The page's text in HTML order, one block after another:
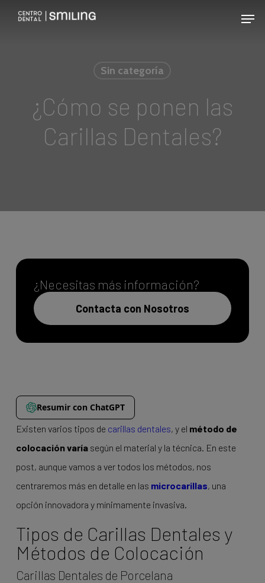
Skip
Menu
Sin categoría
¿Cómo se ponen las
Carillas Dentales?
¿Necesitas más información?
Contacta con Nosotros
Resumir con ChatGPT
Existen varios tipos de carillas dentales, y el método de
colocación varíasegún el material y la técnica. En este
post, aunque vamos a ver todos los métodos, nos
centraremos más en detalle en las microcarillas, una
opción innovadora y mínimamente invasiva.
Tipos de Carillas Dentales y
Métodos de Colocación
Carillas Dentales de Porcelana